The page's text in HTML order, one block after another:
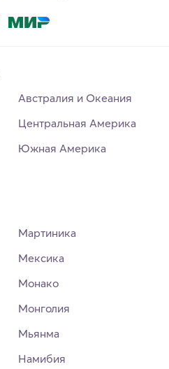
Австралия и Океания
Центральная Америка
Южная Америка
Мартиника
Мексика
Монако
Монголия
Мьянма
Намибия